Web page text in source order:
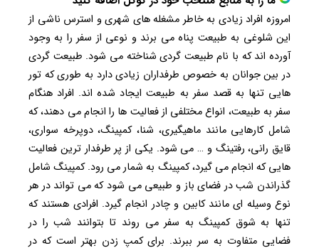
امروزه افراد زیادی به خاطر مشغله های شهری و استرس ناشی از
این شلوغی به طبیعت پناه می برند و نوعی از سفر را به وجود
آورده اند که با نام طبیعت گردی شناخته می شود. طبیعت گردی
در بین جوانان به خصوص طرفداران زیادی دارد به طوری که تور
هایی تنها به قصد سفر به طبیعت ایجاد شده اند. افراد هنگام
سفر به طبیعت، انواع مختلفی از فعالیت ها را انجام می دهند، که
شامل کارهایی مانند ماهیگیری، شنا، کمپینگ، دوپرخه سواری،
قایق رانی، رفتینگ و … می شود. یکی از پر طرفدار ترین فعالیت
هایی که انجام می گیرد، کمپینگ به شمار می رود. کمپینگ شامل
گذراندن شب در فضای باز و طبیعی می شود که می تواند در هر
نوع وسیله ای مانند کابین و چادر انجام گیرد. افرادی هستند که
تنها به شوق کمپینگ به سفر می روند تا بتوانند شب را در
فضایی متفاوت به سر ببرند. برای کمپ زدن بهتر است که در